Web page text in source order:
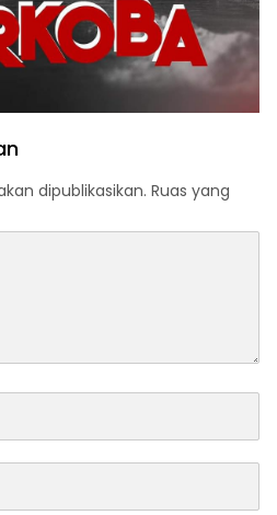
dipublikasikan. Ruas yang